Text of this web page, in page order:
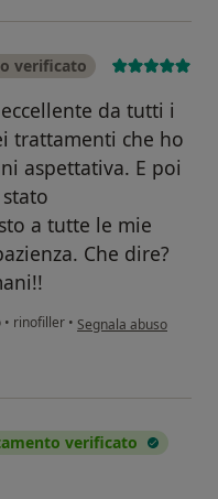
verificato
da tutti i
trattamenti che ho
aspettativa. E poi
a tutte le mie
Che dire?
• rinofiller • secondo l'opinione
Segnala abuso
verificato